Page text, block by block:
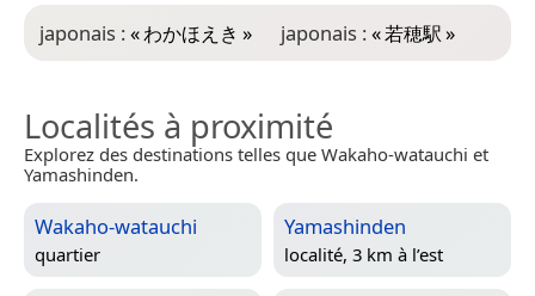
japonais :«わかほえき » japonais :«若穂駅»
Localités à proximité
Explorez des destinations telles que Wakaho-watauchi et
Yamashinden.
Wakaho-watauchi
quartier
Yamashinden
localité, 3 km à l’est